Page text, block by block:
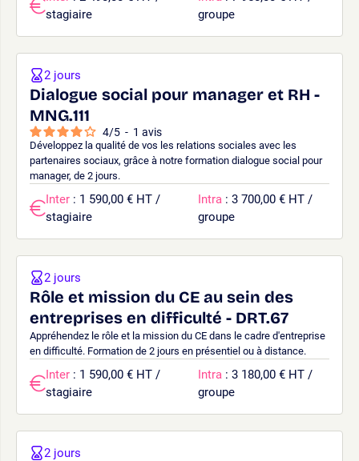
stagiaire
groupe
Dialogue social pour manager et RH -
MNG.111
4/5 - 1 avis
Développez la qualité de vos les relations sociales avec les
partenaires sociaux, grâce à notre formation dialogue social pour
manager, de 2 jours.
2 jours
Inter : 1 590,00 € HT /
stagiaire
Intra : 3 700,00 € HT /
groupe
Rôle et mission du CE au sein des
entreprises en difficulté - DRT.67
Appréhendez le rôle et la mission du CE dans le cadre d'entreprise
en difficulté. Formation de 2 jours en présentiel ou à distance.
2 jours
Inter : 1 590,00 € HT /
stagiaire
Intra : 3 180,00 € HT /
groupe
2 jours